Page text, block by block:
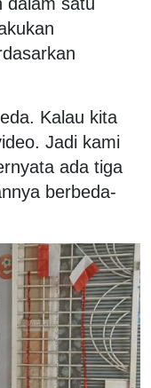
Kalau kita
Jadi kami
ada tiga
berbeda-